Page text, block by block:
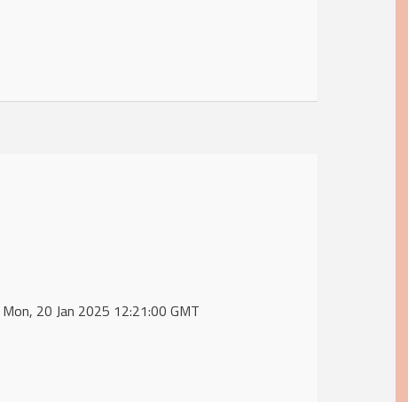
20 Jan 2025 12:21:00 GMT